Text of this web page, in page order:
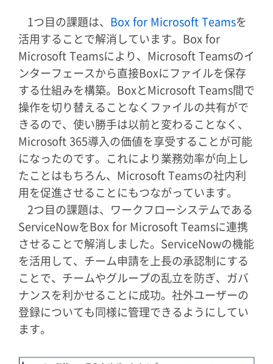
1つ目の課題は、 Box for Microsoft Teamsを
活用することで解消しています。Box for
Microsoft Teamsにより、Microsoft Teamsのイ
ンターフェースから直接Boxにファイルを保存
する仕組みを構築。BoxとMicrosoft Teams間で
操作を切り替えることなくファイルの共有がで
きるので、使い勝手は以前と変わることなく、
Microsoft 365導入の価値を享受することが可能
になったのです。これにより業務効率が向上し
たことはもちろん、Microsoft Teamsの社内利
用を促進させることにもつながっています。
2つ目の課題は、ワークフローシステムである
ServiceNowをBox for Microsoft Teamsに連携
させることで解消しました。ServiceNowの機能
を活用して、チーム申請を上長の承認制にする
ことで、チームやグループの乱立を防ぎ、ガバ
ナンスを利かせることに成功。社外ユーザーの
登録についても同様に管理できるようにしてい
ます。